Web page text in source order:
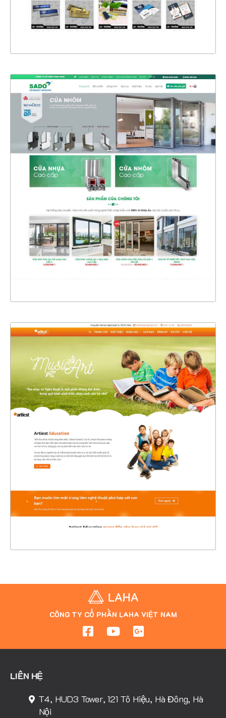
XEM THỰC TẾ
4356
CHI TIẾT
4390
CHI TIẾT
XEM THỰC TẾ
CÔNG TY CỔ PHẦN LAHA VIỆT NAM
LIÊN HỆ
T4, HUD3 Tower, 121 Tô Hiệu, Hà Đông, Hà
Nội